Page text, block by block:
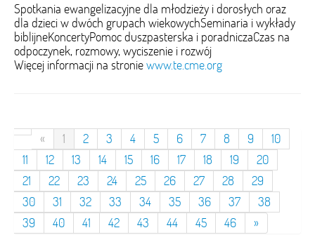
Spotkania ewangelizacyjne dla młodzieży i dorosłych oraz
dla dzieci w dwóch grupach wiekowychSeminaria i wykłady
biblijneKoncertyPomoc duszpasterska i poradniczaCzas na
odpoczynek, rozmowy, wyciszenie i rozwój
Więcej informacji na stroniewww.te.cme.org
« 1 2 3 4 5 6 7 8 9
10
11
12 13 14 15 16 17 18 19
20
21
22 23 24 25 26 27 28
29
30
31 32 33 34 35 36 37
38
39
40 41 42 43 44 45 46 »